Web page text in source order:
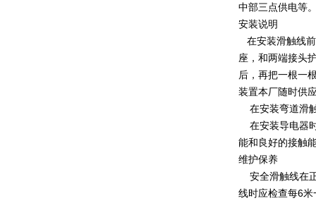
中部三点供电等
安装说明
在安装滑触线
座，和两端接头
后，再把一根一
装置本厂随时供
在安装弯道滑
在安装导电器
能和良好的接触
维护保养
安全滑触线在
线时应检查每6